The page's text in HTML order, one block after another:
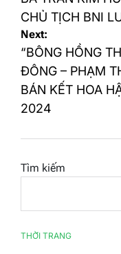
bài
viết
CHỦ TỊCH BNI
Next:
“BÔNG HỒNG
ĐÔNG – PHẠM
BÁN KẾT HOA
2024
Tìm kiếm
THỜI TRANG